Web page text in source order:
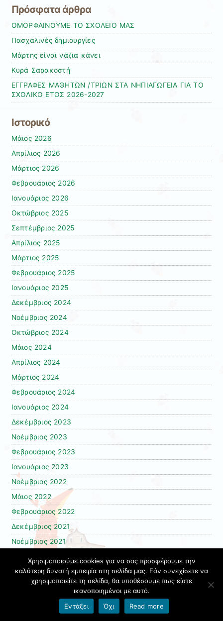
page
Πρόσφατα άρθρα
ΟΜΟΡΦΑΙΝΟΥΜΕ ΤΟ ΣΧΟΛΕΙΟ ΜΑΣ
Πασχαλινές δημιουργίες
Μάρτης είναι νάζια κάνει
Κυρά Σαρακοστή
ΕΓΓΡΑΦΕΣ ΜΑΘΗΤΩΝ /ΤΡΙΩΝ ΣΤΑ ΝΗΠΙΑΓΩΓΕΙΑ ΓΙΑ ΤΟ
ΣΧΟΛΙΚΟ ΕΤΟΣ 2026-2027
Ιστορικό
Μάιος 2026
Απρίλιος 2026
Μάρτιος 2026
Φεβρουάριος 2026
Ιανουάριος 2026
Οκτώβριος 2025
Σεπτέμβριος 2025
Απρίλιος 2025
Μάρτιος 2025
Φεβρουάριος 2025
Ιανουάριος 2025
Δεκέμβριος 2024
Νοέμβριος 2024
Οκτώβριος 2024
Μάιος 2024
Απρίλιος 2024
Μάρτιος 2024
Φεβρουάριος 2024
Ιανουάριος 2024
Δεκέμβριος 2023
Νοέμβριος 2023
Φεβρουάριος 2023
Ιανουάριος 2023
Νοέμβριος 2022
Μάιος 2022
Φεβρουάριος 2022
Δεκέμβριος 2021
Νοέμβριος 2021
Οκτώβριος 2021
Σεπτέμβριος 2021
Φεβρουάριος 2021
Kατηγορίες
Χρησιμοποιούμε cookies για να σας προσφέρουμε την
καλύτερη δυνατή εμπειρία στη σελίδα μας. Εάν συνεχίσετε να
χρησιμοποιείτε τη σελίδα, θα υποθέσουμε πως είστε
ικανοποιημένοι με αυτό.
Εντάξει
Όχι Read more